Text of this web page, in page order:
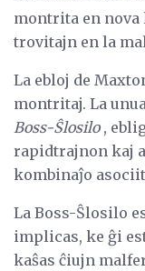
montrita en
trovitajn en la
La ebloj de
montritaj. La
Boss-Ŝlosilo,
rapidtrajnon kaj
kombinaĵo
La Boss-Ŝlosilo
implicas, ke ĝi
kaŝas ĉiujn